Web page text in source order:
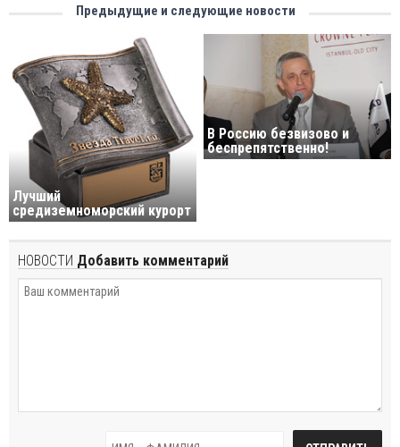
Предыдущие и следующие новости
Лучший
средиземноморский курорт
В Россию безвизово и
беспрепятственно!
НОВОСТИ Добавить комментарий